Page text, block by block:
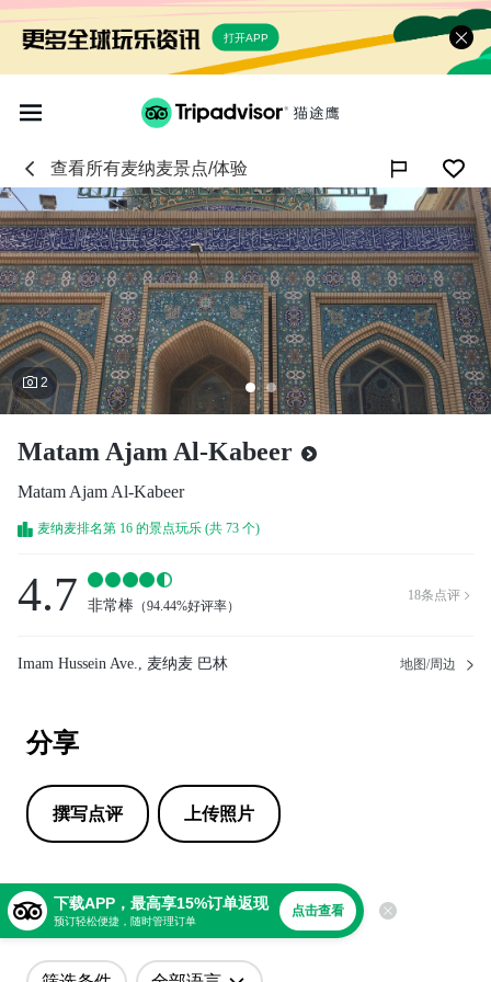
打开APP
查看所有麦纳麦景点/体验
 2
Matam Ajam Al-Kabeer
Matam Ajam Al-Kabeer
麦纳麦排名第 16 的景点玩乐 (共 73 个)
4.7 非常棒 （94.44%好评率）
18条点评 
Imam Hussein Ave., 麦纳麦 巴林 地图/周边
分享
撰写点评 上传照片
点评
下载APP，最高享15%订单返现
预订轻松便捷，随时管理订单
点击查看